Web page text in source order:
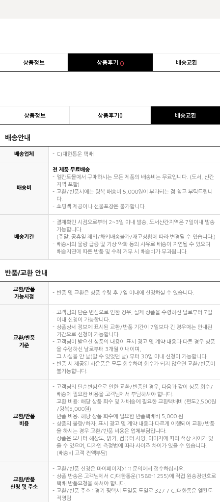
상품정보 상품후기 0 배송교환
상품정보 상품후기0 배송교환
배송안내
배송업체 CJ대한통운 택배
배송비
전 제품 무료배송
엘칸토몰에서 구매하시는 모든 제품의 배송비는 무료입니다. (도서, 산간
지역 포함)
교환/반품시에는 왕복 배송비 5,000원이 부과되는 점 참고 부탁드립니
다.
쇼핑백 제공이나 선물포장은 불가합니다.
배송기간
결제확인 시점으로부터 2~3일 이내 발송, 도서산간지역은 7일이내 발송
가능합니다.
(주말, 공휴일 제외/해외배송불가/재고상황에 따라 변경될 수 있습니다.)
배송사의 물량 급증 및 기상 악화 등의 사유로 배송이 지연될 수 있으며
배송지연에 따른 반품 및 수취 거부 시 배송비가 부과됩니다.
반품/교환 안내
교환/반품
가능시점
반품 및 교환은 상품 수령 후 7일 이내에 신청하실 수 있습니다.
교환/반품
기준
고객님의 단순 변심으로 인한 경우, 실제 상품을 수령하신 날로부터 7일
이내 신청이 가능합니다.
상품상세 정보에 표시된 교환/반품 기간이 7일보다 긴 경우에는 안내된
기간으로 신청이 가능합니다.
고객님이 받으신 상품의 내용이 표시 광고 및 계약 내용과 다른 경우 상품
을 수령하신 날로부터 3개월 이내이며,
그 사실을 안 날(알 수 있었던 날) 부터 30일 이내 신청이 가능합니다.
반품 시 제공된 사은품은 모두 회수하며 회수가 되지 않으면 교환/반품이
불가능합니다.
교환/반품
비용
고객님의 단순변심으로 인한 교환/반품인 경우, 다음과 같이 상품 회수/
배송에 필요한 비용을 고객님께서 부담하셔야 합니다.
교환 비용: 해당 상품 회수 및 재배송에 필요한 교환택배비 (편도2,500원
/왕복5,000원)
반품 비용: 해당 상품 회수에 필요한 반품택배비 5,000 원
상품의 불량/하자, 표시 광고 및 계약 내용과 다르게 이행되어 교환/반품
을 하시는 경우 교환/반품 비용은 업체부담입니다.
상품은 모니터 해상도, 밝기, 컴퓨터 사양, 이미지에 따라 색상 차이가 있
을 수 있으며, 디자인 측정법에 따라 사이즈 차이가 있을 수 있습니다.
(배송비 고객 전액부담)
교환/반품
신청 및 주소
교환/반품 신청은 마이페이지>1:1문의에서 접수하십시오.
상품 반송은 고객님께서 CJ대한통운(1588-1255)에 직접 원송장번호로
택배 반품요청을 하셔야 합니다.
교환/반품 주소 : 경기 평택시 도일동 도일로 327 / CJ대한통운 엘칸토
직영팀